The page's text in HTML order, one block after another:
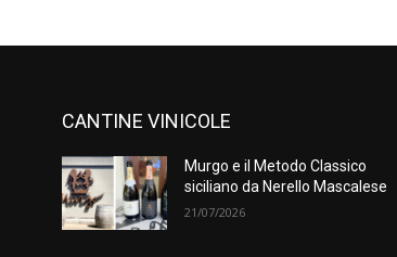
CANTINE VINICOLE
Murgo e il Metodo Classico
siciliano da Nerello Mascalese
21/07/2026